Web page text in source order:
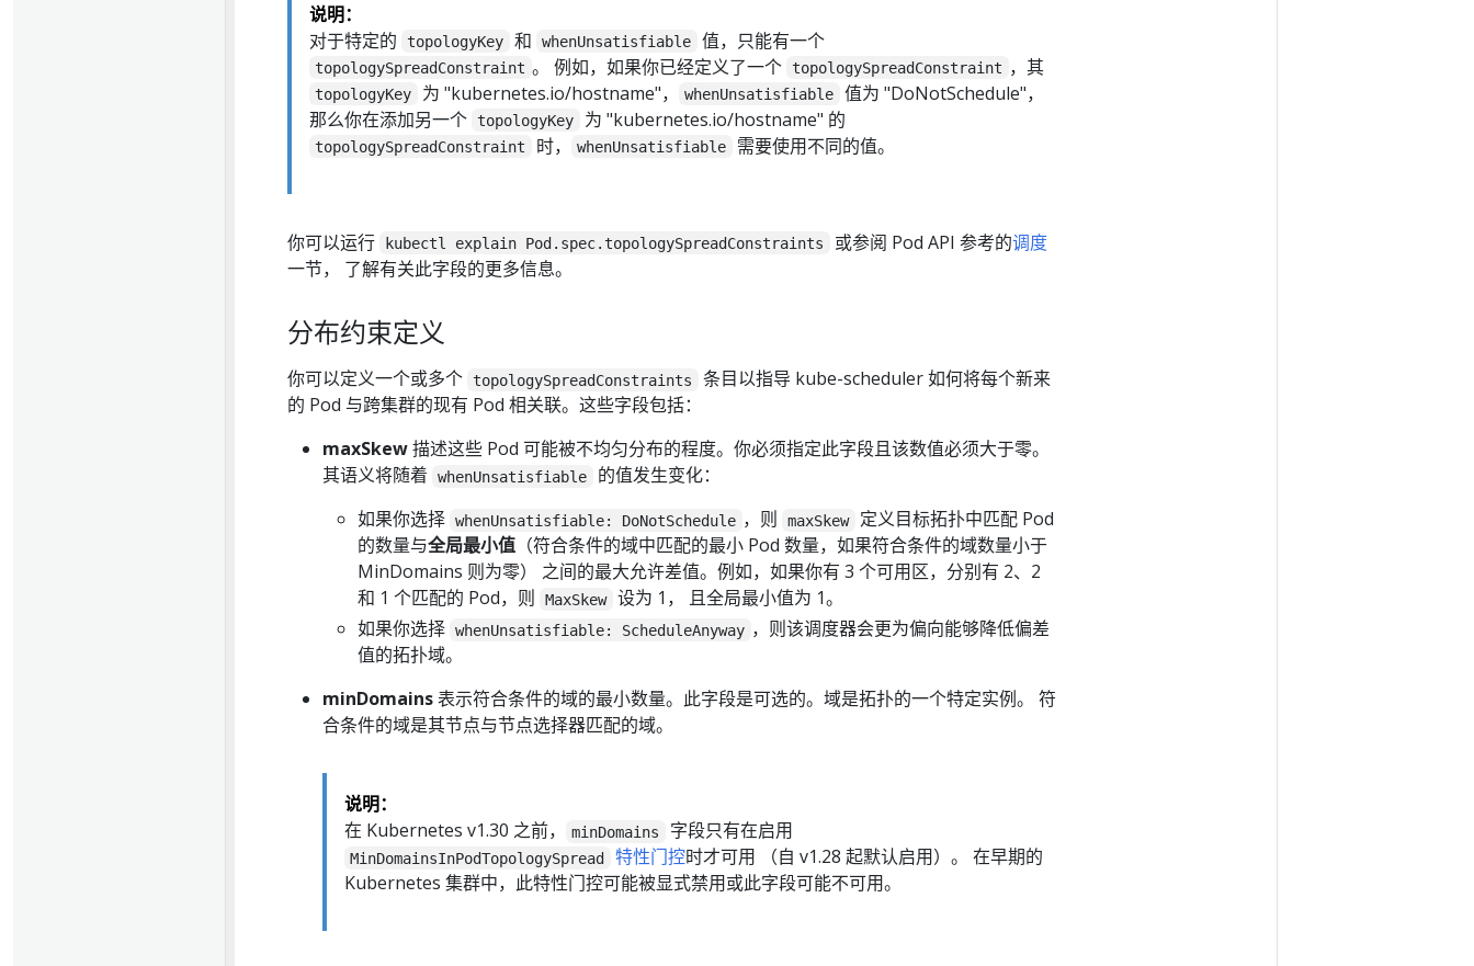
说明：
对于特定的
topologyKey 和 whenUnsatisfiable 值，只能有一个
topologySpreadConstraint 。 例如，如果你已经定义了一个 topologySpreadConstraint ，其
topologyKey 为 "kubernetes.io/hostname"， whenUnsatisfiable
值为 "DoNotSchedule"，
那么你在添加另一个 topologyKey 为 "kubernetes.io/hostname" 的
topologySpreadConstraint 时， whenUnsatisfiable 需要使用不同的值。
你可以运行 kubectl explain Pod.spec.topologySpreadConstraints 或参阅 Pod API 参考的调度
一节， 了解有关此字段的更多信息。
分布约束定义
你可以定义一个或多个 topologySpreadConstraints
条目以指导 kube-scheduler 如何将每个新来
的 Pod 与跨集群的现有 Pod 相关联。这些字段包括：
maxSkew描述这些 Pod 可能被不均匀分布的程度。你必须指定此字段且该数值必须大于零。
其语义将随着
whenUnsatisfiable
的值发生变化：
如果你选择 whenUnsatisfiable: DoNotSchedule ，则 maxSkew
定义目标拓扑中匹配 Pod
的数量与全局最小值 （符合条件的域中匹配的最小 Pod 数量，如果符合条件的域数量小于
MinDomains 则为零） 之间的最大允许差值。例如，如果你有 3 个可用区，分别有 2、2
和 1 个匹配的 Pod，则
MaxSkew 设为 1， 且全局最小值为 1。
如果你选择 whenUnsatisfiable: ScheduleAnyway ，则该调度器会更为偏向能够降低偏差
值的拓扑域。
minDomains表示符合条件的域的最小数量。此字段是可选的。域是拓扑的一个特定实例。 符
合条件的域是其节点与节点选择器匹配的域。
说明：
在 Kubernetes v1.30 之前，
minDomains 字段只有在启用
MinDomainsInPodTopologySpread 特性门控时才可用 （自 v1.28 起默认启用）。 在早期的
Kubernetes 集群中，此特性门控可能被显式禁用或此字段可能不可用。